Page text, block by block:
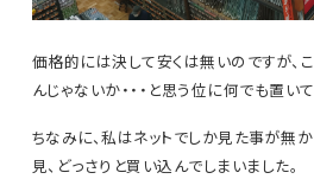
価格的には決して安くは無いのですが、
んじゃないか・・・と思う位に何でも置いて
ちなみに、私はネットでしか見た事が無
見、どっさりと買い込んでしまいました。